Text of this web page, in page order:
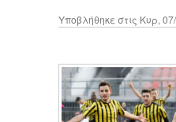
Υποβλήθηκε στις Κυρ,